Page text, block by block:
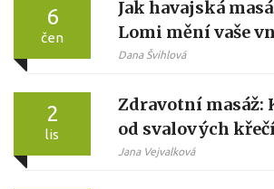
6
čen
Jak havajská
Lomi mění vaše
relaxace
Dana Švihlová
2
lis
Zdravotní masáž:
od svalových
Jana Vejvalková